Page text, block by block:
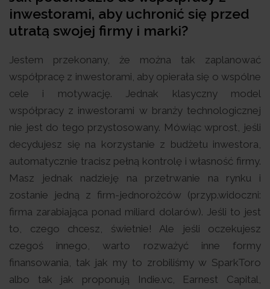
inwestorami, aby uchronić się przed
utratą swojej firmy i marki?
Jestem przekonany, że można tak zaplanować
współpracę z inwestorami, aby opierała się o wspólne
cele i motywację. Jednak klasyczny model
współpracy z inwestorami w branży technologicznej
nie jest do tego przystosowany. Mówiąc wprost, jeśli
decydujesz się na korzystanie z budżetu inwestora,
automatycznie tracisz pełną kontrolę i własność firmy.
Masz jednak nadzieję na przetrwanie na rynku i
zostanie jedną z firm-jednorożców (przyp.widoczni:
firma zarabiająca ponad miliard dolarów). Jeśli to jest
to, czego chcesz, świetnie! Ale jeśli oczekujesz
czegoś innego, warto rozważyć inne formy
finansowania, tak jak my to zrobiliśmy w SparkToro
albo tak jak proponują Indie.vc, Earnest Capital,